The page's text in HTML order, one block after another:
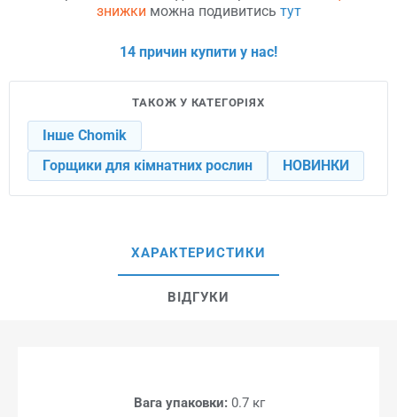
знижки можна подивитись тут
14 причин купити у нас!
ТАКОЖ У КАТЕГОРІЯХ
Інше Chomik
Горщики для кімнатних рослин
НОВИНКИ
ХАРАКТЕРИСТИКИ
ВІДГУКИ
Вага упаковки: 0.7 кг